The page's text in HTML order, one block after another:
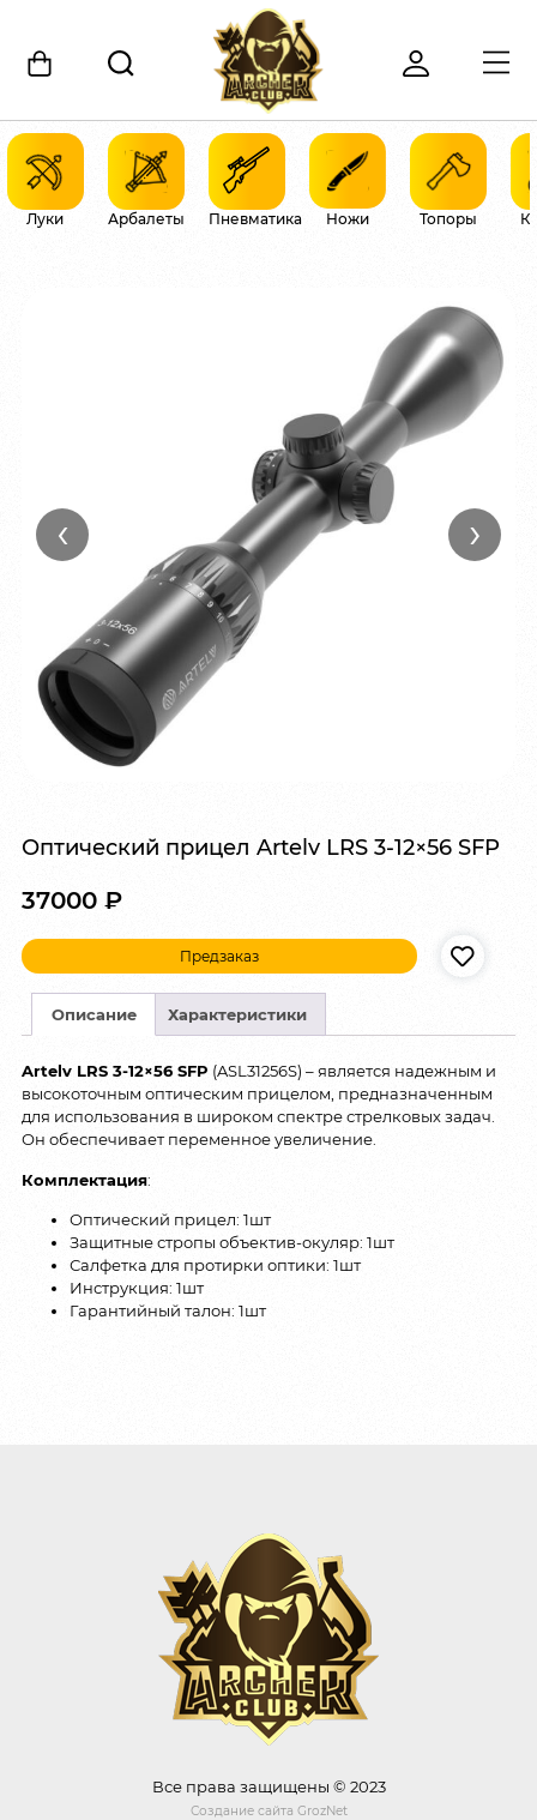
Луки Арбалеты Пневматика Ножи Топоры
‹ ›
Оптический прицел Artelv LRS 3-12×56 SFP
37000 ₽
Предзаказ
Описание Характеристики
Artelv LRS 3-12×56 SFP (ASL31256S) – является надежным и
высокоточным оптическим прицелом, предназначенным
для использования в широком спектре стрелковых задач.
Он обеспечивает переменное увеличение.
Комплектация:
Оптический прицел: 1шт
Защитные стропы объектив-окуляр: 1шт
Салфетка для протирки оптики: 1шт
Инструкция: 1шт
Гарантийный талон: 1шт
Все права защищены © 2023
Создание сайта GrozNet